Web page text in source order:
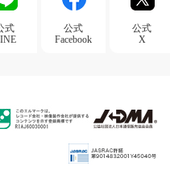
式
公式
Facebook
公式
X